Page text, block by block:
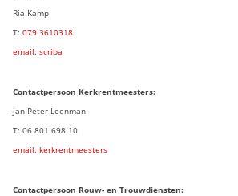
Ria Kamp
T: 079 3610318
email: scriba
Contactpersoon Kerkrentmeesters:
Jan Peter Leenman
T: 06 801 698 10
email: kerkrentmeesters
Contactpersoon Rouw- en Trouwdiensten: